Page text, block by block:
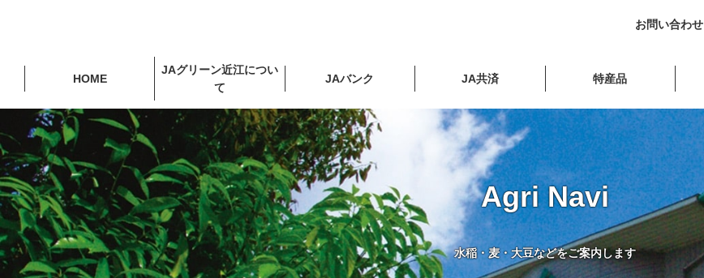
お問い合わせ
HOME
JAグリーン近江につい
て
JAバンク JA共済 特産品
Agri Navi
水稲・麦・大豆などをご案内します